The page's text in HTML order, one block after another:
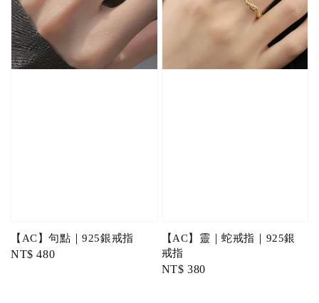
【AC】句點｜925銀戒指
Regular
NT$ 480
【AC】靈｜蛇戒指｜925銀
戒指
Regular
NT$ 380